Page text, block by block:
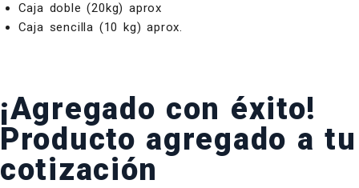
Caja doble (20kg) aprox
Caja sencilla (10 kg) aprox.
¡Agregado con éxito!
Producto agregado a tu
cotización